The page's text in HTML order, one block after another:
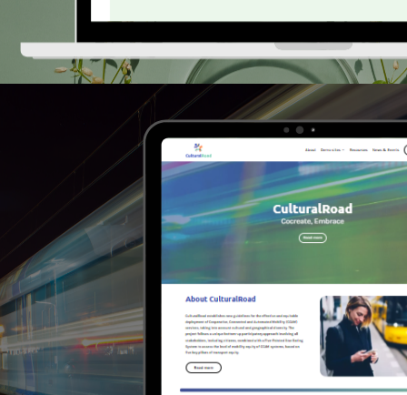
>Admixtio